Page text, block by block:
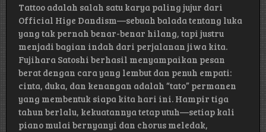
Tattoo adalah salah satu karya paling jujur dari
Official Hige Dandism—sebuah balada tentang luka
yang tak pernah benar-benar hilang, tapi justru
menjadi bagian indah dari perjalanan jiwa kita.
Fujihara Satoshi berhasil menyampaikan pesan
berat dengan cara yang lembut dan penuh empati:
cinta, duka, dan kenangan adalah “tato” permanen
yang membentuk siapa kita hari ini. Hampir tiga
tahun berlalu, kekuatannya tetap utuh—setiap kali
piano mulai bernyanyi dan chorus meledak,